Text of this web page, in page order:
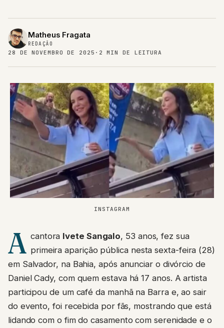
Matheus Fragata
REDAÇÃO
28 DE NOVEMBRO DE 2025 · 2 MIN DE LEITURA
INSTAGRAM
A cantora Ivete Sangalo, 53 anos, fez sua
primeira aparição pública nesta sexta-feira (28)
em Salvador, na Bahia, após anunciar o divórcio de
Daniel Cady, com quem estava há 17 anos. A artista
participou de um café da manhã na Barra e, ao sair
do evento, foi recebida por fãs, mostrando que está
lidando com o fim do casamento com serenidade e o